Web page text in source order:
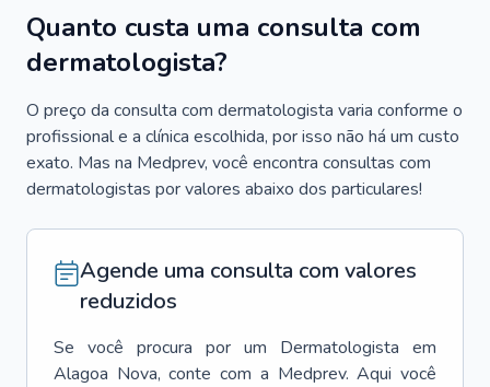
Quanto custa uma consulta com
dermatologista?
O preço da consulta com dermatologista varia conforme o
profissional e a clínica escolhida, por isso não há um custo
exato. Mas na Medprev, você encontra consultas com
dermatologistas por valores abaixo dos particulares!
Agende uma consulta com valores
reduzidos
Se você procura por um Dermatologista em
Alagoa Nova, conte com a Medprev. Aqui você